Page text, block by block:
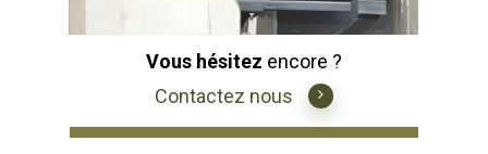
Vous hésitez encore ?
Contactez nous